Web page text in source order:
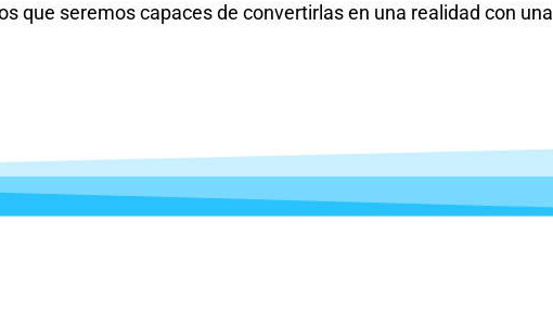
que seremos capaces de convertirlas en una realidad con una